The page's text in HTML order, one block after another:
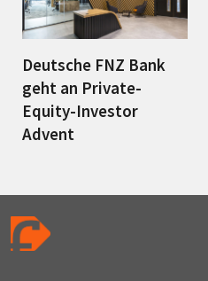
Deutsche FNZ Bank
geht an Private-
Equity-Investor
Advent